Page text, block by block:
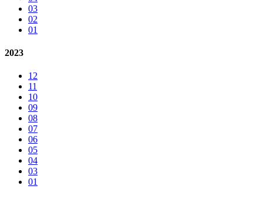
03
02
01
2023
12
11
10
09
08
07
06
05
04
03
01